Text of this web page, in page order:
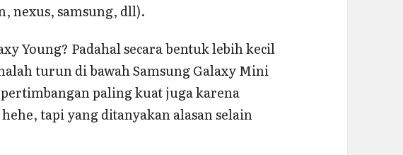
nexus, samsung, dll).
Young? Padahal secara bentuk lebih kecil
turun di bawah Samsung Galaxy Mini
paling kuat juga karena
hehe, tapi yang ditanyakan alasan selain